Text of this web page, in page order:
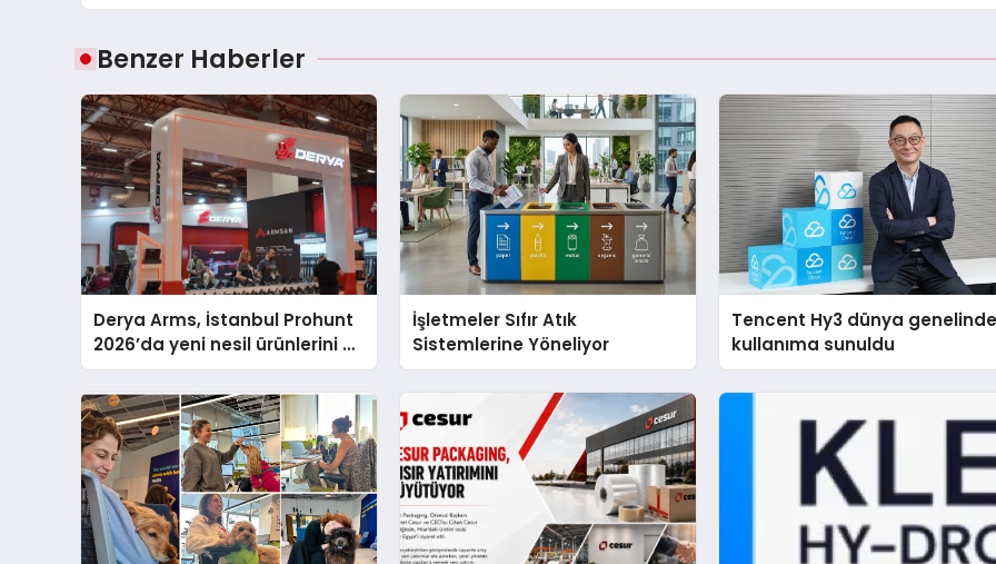
Benzer Haberler
Derya Arms, İstanbul Prohunt
2026’da yeni nesil ürünlerini ve
global marka vizyonunu
sergiledi
İşletmeler Sıfır Atık
Sistemlerine Yöneliyor
Tencent Hy3 dünya
kullanıma sunuldu